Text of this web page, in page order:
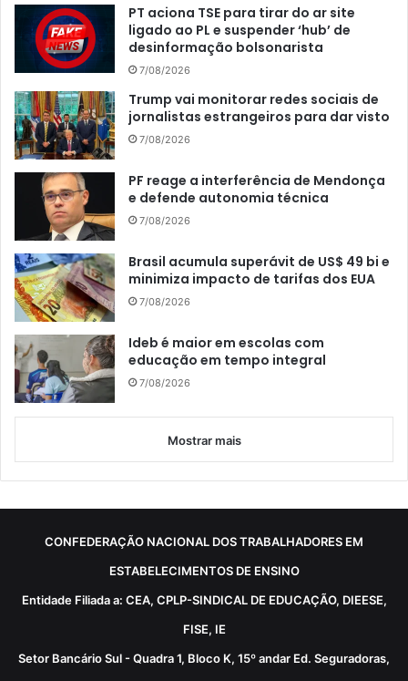
PT aciona TSE para tirar do ar site
ligado ao PL e suspender ‘hub’ de
desinformação bolsonarista
7/08/2026
Trump vai monitorar redes sociais de
jornalistas estrangeiros para dar visto
7/08/2026
PF reage a interferência de Mendonça
e defende autonomia técnica
7/08/2026
Brasil acumula superávit de US$ 49 bi e
minimiza impacto de tarifas dos EUA
7/08/2026
Ideb é maior em escolas com
educação em tempo integral
7/08/2026
Mostrar mais
CONFEDERAÇÃO NACIONAL DOS TRABALHADORES EM
ESTABELECIMENTOS DE ENSINO
Entidade Filiada a: CEA, CPLP-SINDICAL DE EDUCAÇÃO, DIEESE,
FISE, IE
Setor Bancário Sul - Quadra 1, Bloco K, 15º andar Ed. Seguradoras,